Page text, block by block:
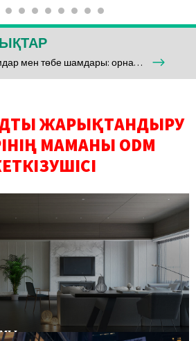
Төбеге орнатылған шамдар мен төбе шамдары: орнатудағы айырмашылықтар және негізгі ойлар
ЖАРЫҚТАНДЫРУ
МАМАНЫ ODM